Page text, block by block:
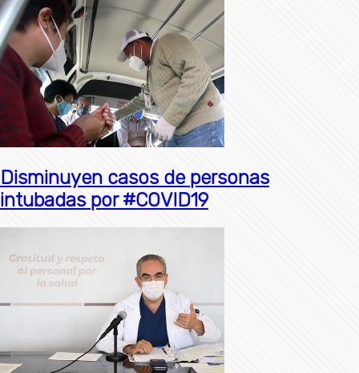
Disminuyen casos de personas
intubadas por #COVID19